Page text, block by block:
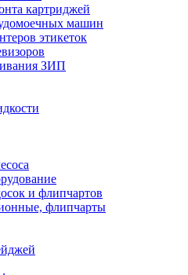
картриджей
машин
этикеток
ЗИП
и флипчартов
флипчарты